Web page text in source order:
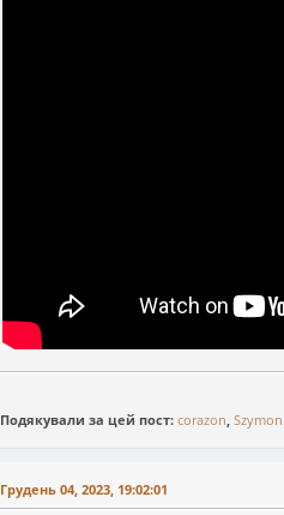
Подякували за цей пост: corazon
Грудень 04, 2023, 19:02:01